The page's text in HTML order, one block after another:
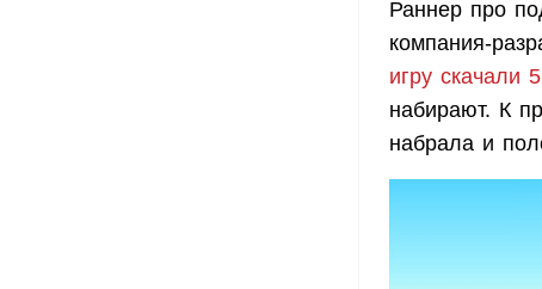
Раннер про
компания-
игру скачали
набирают. К
набрала и